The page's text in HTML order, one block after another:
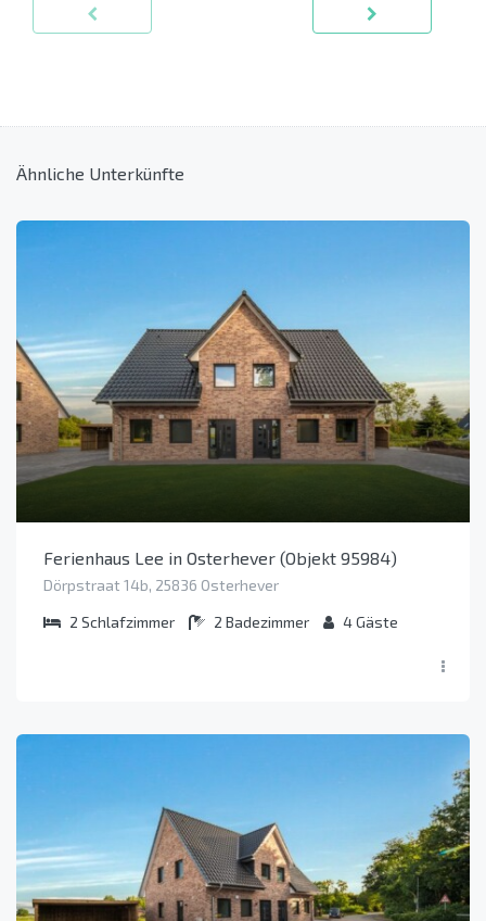
Ähnliche Unterkünfte
Ferienhaus Lee in Osterhever (Objekt 95984)
Dörpstraat 14b, 25836 Osterhever
2 Schlafzimmer 2 Badezimmer 4Gäste